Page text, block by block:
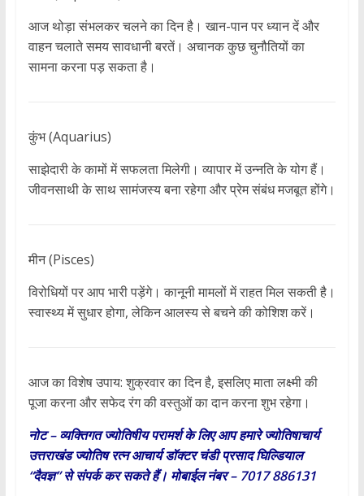
आज थोड़ा संभलकर चलने का दिन है। खान-पान पर ध्यान दें और
वाहन चलाते समय सावधानी बरतें। अचानक कुछ चुनौतियों का
सामना करना पड़ सकता है।
कुंभ (Aquarius)
साझेदारी के कामों में सफलता मिलेगी। व्यापार में उन्नति के योग हैं।
जीवनसाथी के साथ सामंजस्य बना रहेगा और प्रेम संबंध मजबूत होंगे।
मीन (Pisces)
विरोधियों पर आप भारी पड़ेंगे। कानूनी मामलों में राहत मिल सकती है।
स्वास्थ्य में सुधार होगा, लेकिन आलस्य से बचने की कोशिश करें।
आज का विशेष उपाय: शुक्रवार का दिन है, इसलिए माता लक्ष्मी की
पूजा करना और सफेद रंग की वस्तुओं का दान करना शुभ रहेगा।
नोट – व्यक्तिगत ज्योतिषीय परामर्श के लिए आप हमारे ज्योतिषाचार्य
उत्तराखंड ज्योतिष रत्न आचार्य डॉक्टर चंडी प्रसाद घिल्डियाल
“दैवज्ञ” से संपर्क कर सकते हैं। मोबाईल नंबर – 7017 886131